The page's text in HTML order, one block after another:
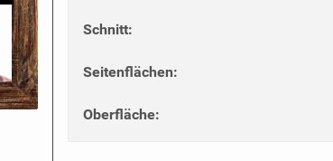
Schnitt:
Seitenflächen:
Oberfläche: